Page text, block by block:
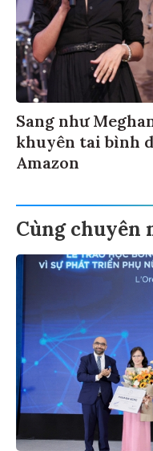
Sang như
khuyên tai bình
Amazon
Cùng chuyên